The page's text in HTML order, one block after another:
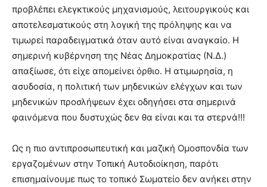
προβλέπει ελεγκτικούς μηχανισμούς, λειτουργικούς και
αποτελεσματικούς στη λογική της πρόληψης και να
τιμωρεί παραδειγματικά όταν αυτό είναι αναγκαίο. Η
σημερινή κυβέρνηση της Νέας Δημοκρατίας (Ν.Δ.)
απαξίωσε, ότι είχε απομείνει όρθιο. Η ατιμωρησία, η
ασυδοσία, η πολιτική των μηδενικών ελέγχων και των
μηδενικών προσλήψεων έχει οδηγήσει στα σημερινά
φαινόμενα που δυστυχώς δεν θα είναι και τα στερνά!!!
Ως η πιο αντιπροσωπευτική και μαζική Ομοσπονδία των
εργαζομένων στην Τοπική Αυτοδιοίκηση, παρότι
επισημαίνουμε πως το τοπικό Σωματείο δεν ανήκει στην